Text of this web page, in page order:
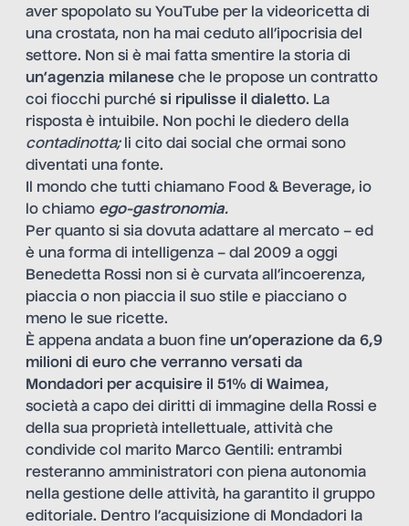
aver spopolato su YouTube per la videoricetta di
una crostata, non ha mai ceduto all’ipocrisia del
settore. Non si è mai fatta smentire la storia di
un’agenzia milanese che le propose un contratto
coi fiocchi purché si ripulisse il dialetto. La
risposta è intuibile. Non pochi le diedero della
contadinotta;li cito dai social che ormai sono
diventati una fonte.
Il mondo che tutti chiamano Food & Beverage, io
lo chiamo ego-gastronomia.
Per quanto si sia dovuta adattare al mercato – ed
è una forma di intelligenza – dal 2009 a oggi
Benedetta Rossi non si è curvata all’incoerenza,
piaccia o non piaccia il suo stile e piacciano o
meno le sue ricette.
È appena andata a buon fine un’operazione da 6,9
milioni di euro che verranno versati da
Mondadori per acquisire il 51% di Waimea,
società a capo dei diritti di immagine della Rossi e
della sua proprietà intellettuale, attività che
condivide col marito Marco Gentili: entrambi
resteranno amministratori con piena autonomia
nella gestione delle attività, ha garantito il gruppo
editoriale. Dentro l’acquisizione di Mondadori la